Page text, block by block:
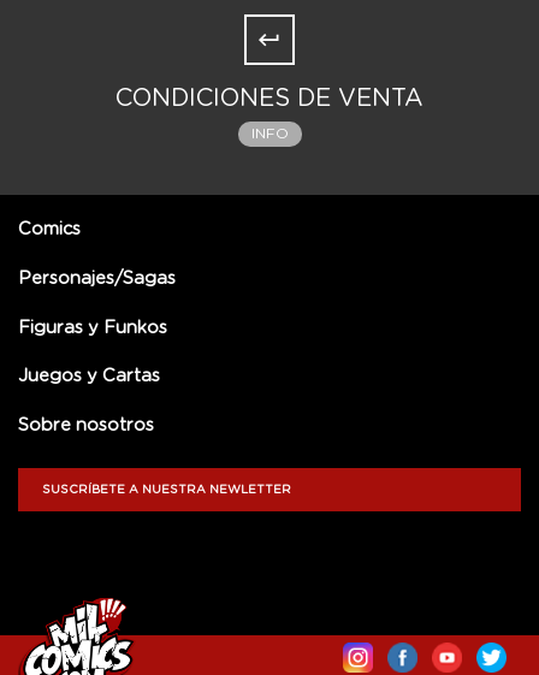
CONDICIONES DE VENTA
INFO
Comics
Personajes/Sagas
Figuras y Funkos
Juegos y Cartas
Sobre nosotros
SUSCRÍBETE A NUESTRA NEWLETTER